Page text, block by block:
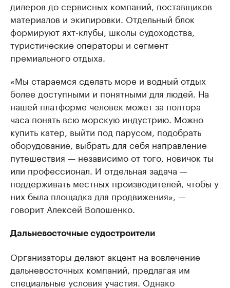
дилеров до сервисных компаний, поставщиков
материалов и экипировки. Отдельный блок
формируют яхт-клубы, школы судоходства,
туристические операторы и сегмент
премиального отдыха.
«Мы стараемся сделать море и водный отдых
более доступными и понятными для людей. На
нашей платформе человек может за полтора
часа понять всю морскую индустрию. Можно
купить катер, выйти под парусом, подобрать
оборудование, выбрать для себя направление
путешествия — независимо от того, новичок ты
или профессионал. И отдельная задача —
поддерживать местных производителей, чтобы у
них была площадка для продвижения», —
говорит Алексей Волошенко.
Дальневосточные судостроители
Организаторы делают акцент на вовлечение
дальневосточных компаний, предлагая им
специальные условия участия. Однако